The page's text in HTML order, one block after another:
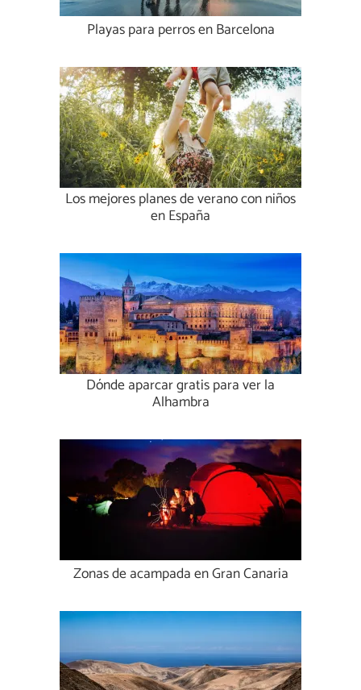
Playas para perros en Barcelona
Los mejores planes de verano con niños
en España
Dónde aparcar gratis para ver la
Alhambra
Zonas de acampada en Gran Canaria